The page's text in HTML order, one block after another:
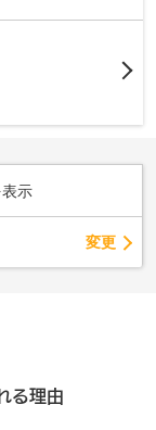
示
変更
る理由